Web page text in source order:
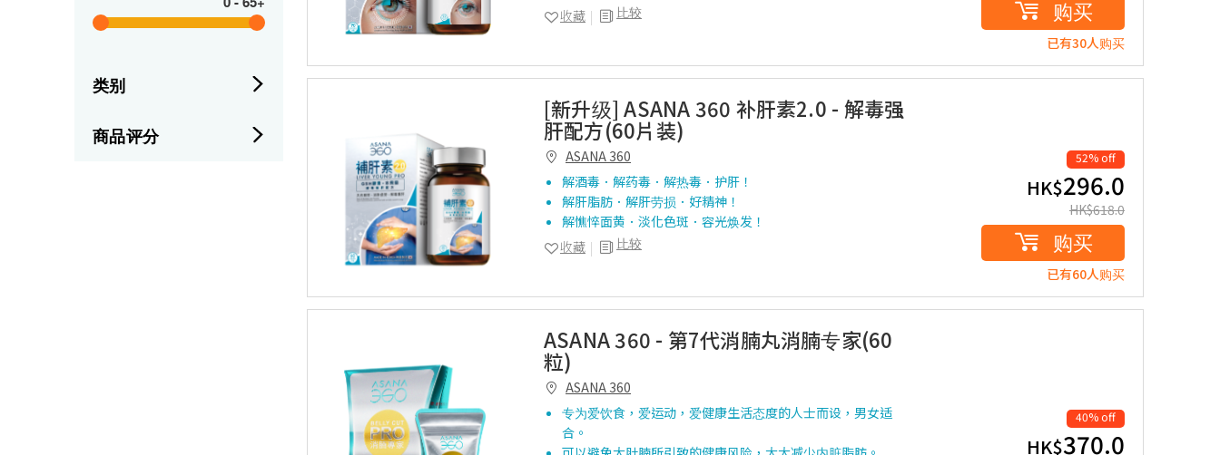
类别
商品评分
比较
收藏 购买
已有30人购买
[新升级] ASANA 360 补肝素2.0 - 解毒强
肝配方(60片装)
ASANA 360
解酒毒．解药毒．解热毒．护肝！
解肝脂肪．解肝劳损．好精神！
解憔悴面黄．淡化色斑．容光焕发！
比较
收藏
52% off
HK$296.0
HK$618.0
购买
已有60人购买
ASANA 360 - 第7代消腩丸消腩专家(60
粒)
ASANA 360
专为爱饮食，爱运动，爱健康生活态度的人士而设，男女适
合。
40% off
HK$370.0